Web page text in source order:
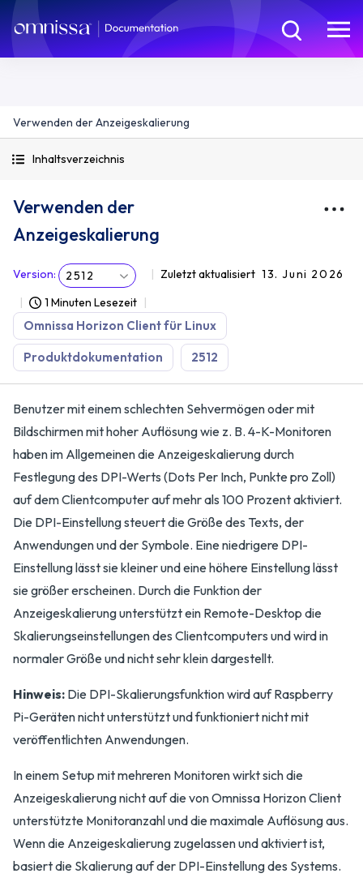
Verwenden der Anzeigeskalierung
Inhaltsverzeichnis
Verwenden der
Anzeigeskalierung
Version: 2512 Zuletzt aktualisiert 13. Juni 2026
1 Minuten Lesezeit
Omnissa Horizon Client für Linux
Produktdokumentation 2512
Benutzer mit einem schlechten Sehvermögen oder mit
Bildschirmen mit hoher Auflösung wie z. B. 4-K-Monitoren
haben im Allgemeinen die Anzeigeskalierung durch
Festlegung des DPI-Werts (Dots Per Inch, Punkte pro Zoll)
auf dem Clientcomputer auf mehr als 100 Prozent aktiviert.
Die DPI-Einstellung steuert die Größe des Texts, der
Anwendungen und der Symbole. Eine niedrigere DPI-
Einstellung lässt sie kleiner und eine höhere Einstellung lässt
sie größer erscheinen. Durch die Funktion der
Anzeigeskalierung unterstützt ein Remote-Desktop die
Skalierungseinstellungen des Clientcomputers und wird in
normaler Größe und nicht sehr klein dargestellt.
Hinweis: Die DPI-Skalierungsfunktion wird auf Raspberry
Pi-Geräten nicht unterstützt und funktioniert nicht mit
veröffentlichten Anwendungen.
In einem Setup mit mehreren Monitoren wirkt sich die
Anzeigeskalierung nicht auf die von Omnissa Horizon Client
unterstützte Monitoranzahl und die maximale Auflösung aus.
Wenn die Anzeigeskalierung zugelassen und aktiviert ist,
basiert die Skalierung auf der DPI-Einstellung des Systems.